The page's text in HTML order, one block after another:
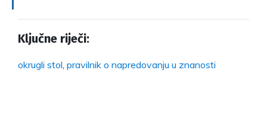
Ključne riječi:
okrugli stol pravilnik o napredovanju u znanosti